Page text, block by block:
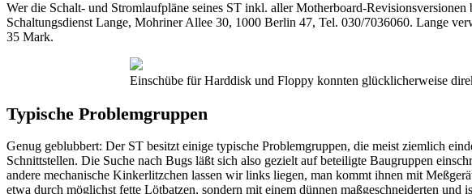
Wer die Schalt- und Stromlaufpläne seines ST inkl. aller Motherboard-
Schaltungsdienst Lange, Mohriner Allee 30, 1000 Berlin 47, Tel. 030/7036060. Lange
35 Mark.
Einschübe für Harddisk und Floppy konnten glücklicherweise
Typische Problemgruppen
Genug geblubbert: Der ST besitzt einige typische Problemgruppen, die meist ziemlich
Schnittstellen. Die Suche nach Bugs läßt sich also gezielt auf beteiligte Baugruppen
andere mechanische Kinkerlitzchen lassen wir links liegen, man kommt ihnen mit
etwa durch möglichst fette Lötbatzen, sondern mit einem dünnen maßgeschneiderten